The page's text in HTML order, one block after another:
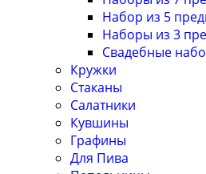
Набор из 5
Наборы из 3
Свадебные
Кружки
Стаканы
Салатники
Кувшины
Графины
Для Пива